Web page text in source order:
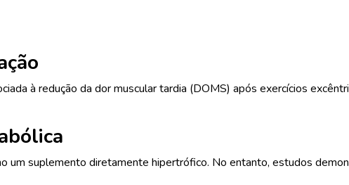
à redução da dor muscular tardia (DOMS) após exercícios
suplemento diretamente hipertrófico. No entanto, estudos